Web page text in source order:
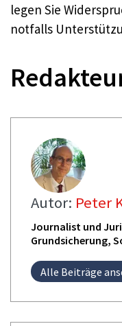
legen Sie
notfalls
Autor: Peter
Journalist und
Grundsicherung,
Alle Beiträge